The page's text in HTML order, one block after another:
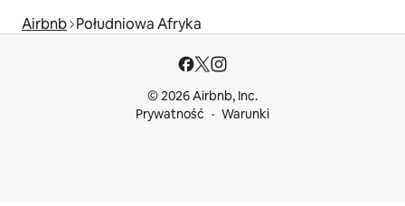
Airbnb Południowa Afryka
© 2026 Airbnb, Inc.
Prywatność
Warunki